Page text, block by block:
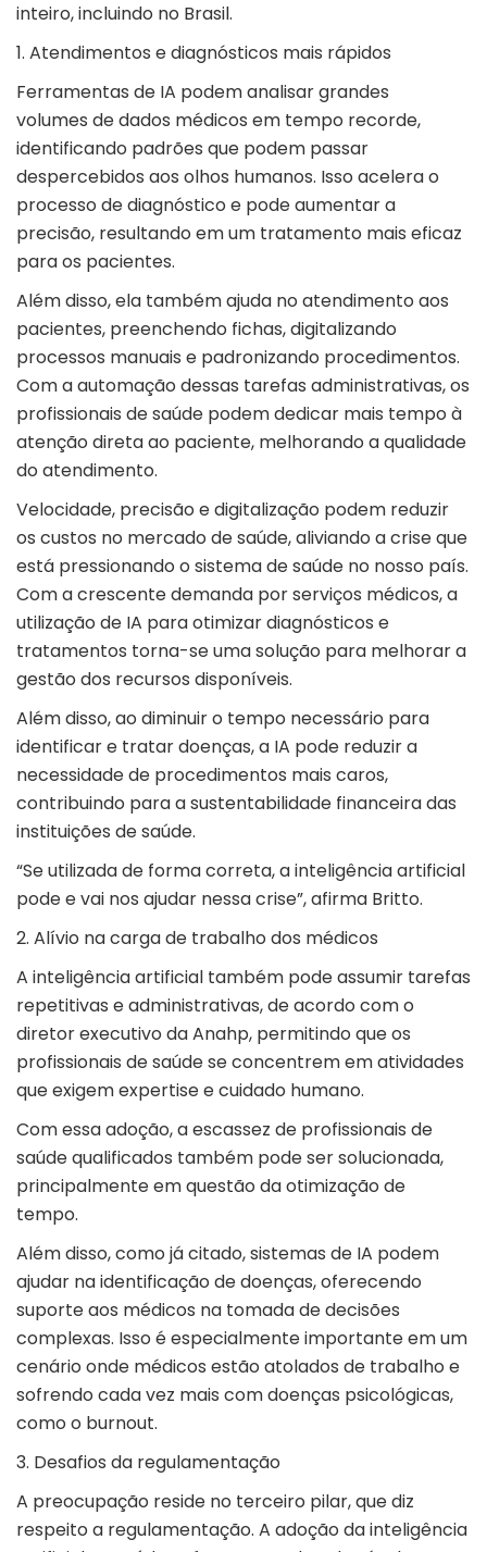
inteiro, incluindo no Brasil.
1. Atendimentos e diagnósticos mais rápidos
Ferramentas de IA podem analisar grandes
volumes de dados médicos em tempo recorde,
identificando padrões que podem passar
despercebidos aos olhos humanos. Isso acelera o
processo de diagnóstico e pode aumentar a
precisão, resultando em um tratamento mais eficaz
para os pacientes.
Além disso, ela também ajuda no atendimento aos
pacientes, preenchendo fichas, digitalizando
processos manuais e padronizando procedimentos.
Com a automação dessas tarefas administrativas, os
profissionais de saúde podem dedicar mais tempo à
atenção direta ao paciente, melhorando a qualidade
do atendimento.
Velocidade, precisão e digitalização podem reduzir
os custos no mercado de saúde, aliviando acrise que
está pressionando o sistema de saúde no nosso país.
Com a crescente demanda por serviços médicos, a
utilização de IA para otimizar diagnósticos e
tratamentos torna-se uma solução para melhorar a
gestão dos recursos disponíveis.
Além disso, ao diminuir o tempo necessário para
identificar e tratar doenças, a IA pode reduzir a
necessidade de procedimentos mais caros,
contribuindo para a sustentabilidade financeira das
instituições de saúde.
“Se utilizada de forma correta, a inteligência artificial
pode e vai nos ajudar nessa crise”, afirma Britto.
2. Alívio na carga de trabalho dos médicos
A inteligência artificial também pode assumir tarefas
repetitivas e administrativas, de acordo com o
diretor executivo da Anahp, permitindo que os
profissionais de saúde se concentrem em atividades
que exigem expertise e cuidado humano.
Com essa adoção, a escassez de profissionais de
saúde qualificados também pode ser solucionada,
principalmente em questão da otimização de
tempo.
Além disso, como já citado, sistemas de IA podem
ajudar na identificação de doenças, oferecendo
suporte aos médicos na tomada de decisões
complexas. Isso é especialmente importante em um
cenário onde médicos estão atolados de trabalho e
sofrendo cada vez mais com doenças psicológicas,
como o burnout.
3. Desafios da regulamentação
A preocupação reside no terceiro pilar, que diz
respeito a regulamentação. A adoção da inteligência